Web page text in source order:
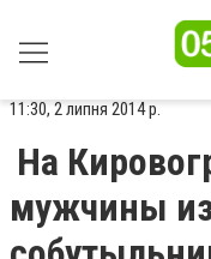
11:30, 2 липня 2014 р.
На
мужчины